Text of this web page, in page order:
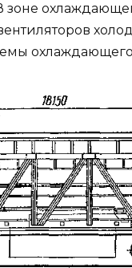
охлаждающего